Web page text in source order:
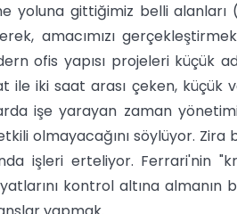
yoluna gittiğimiz belli alanları
amacımızı
ofis yapısı projeleri küçük
ile iki saat arası çeken,
işe yarayan zaman
olmayacağını söylüyor. Zira
işleri erteliyor. Ferrari'nin
kontrol altına